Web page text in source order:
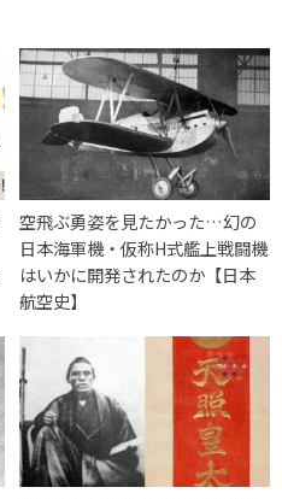
空飛ぶ勇姿を見たかった…幻の
日本海軍機・仮称H式艦上戦闘機
はいかに開発されたのか【日本
航空史】